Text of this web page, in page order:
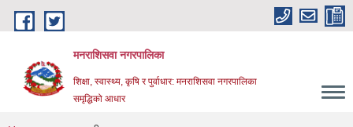
Skip to main content
मनराशिसवा नगरपालिका
शिक्षा, स्वास्थ्य, कृषि र पुर्वाधार: मनराशिसवा नगरपालिका
समृद्धिको आधार